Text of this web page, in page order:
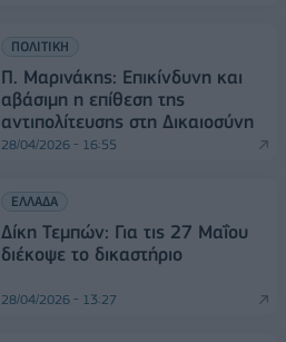
ΠΟΛΙΤΙΚΗ
Π. Μαρινάκης: Επικίνδυνη και
αβάσιμη η επίθεση της
αντιπολίτευσης στη Δικαιοσύνη
28/04/2026 - 16:55
ΕΛΛΑΔΑ
Δίκη Τεμπών: Για τις 27 Μαΐου
διέκοψε το δικαστήριο
28/04/2026 - 13:27